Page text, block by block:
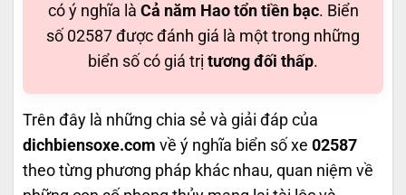
có ý nghĩa là Cả năm Hao tổn tiền bạc. Biển
số 02587 được đánh giá là một trong những
biển số có giá trị tương đối thấp.
Trên đây là những chia sẻ và giải đáp của
dichbiensoxe.com về ý nghĩa biển số xe 02587
theo từng phương pháp khác nhau, quan niệm về